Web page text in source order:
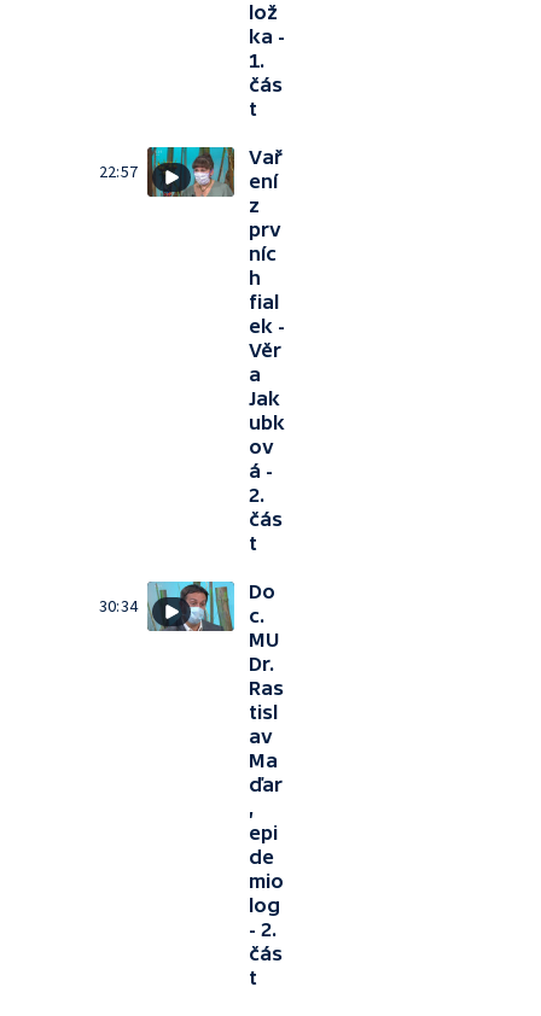
lož
ka -
1.
čás
t
22:57
Vař
ení
z
prv
níc
h
fial
ek -
Věr
a
Jak
ubk
ov
á -
2.
čás
t
30:34
Do
c.
MU
Dr.
Ras
tisl
av
Ma
ďar
,
epi
de
mio
log
- 2.
čás
t